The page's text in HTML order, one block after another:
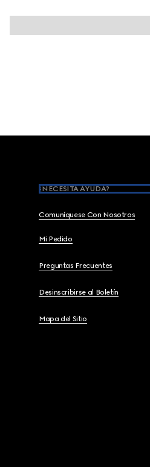
¿NECESITA AYUDA?
Comuníquese Con Nosotros
Mi Pedido
Preguntas Frecuentes
Desinscribirse al Boletín
Mapa del Sitio